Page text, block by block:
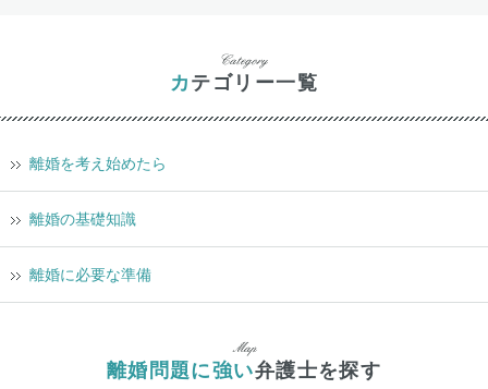
カテゴリー一覧
離婚を考え始めたら
離婚の基礎知識
離婚に必要な準備
離婚問題に強い弁護士を探す